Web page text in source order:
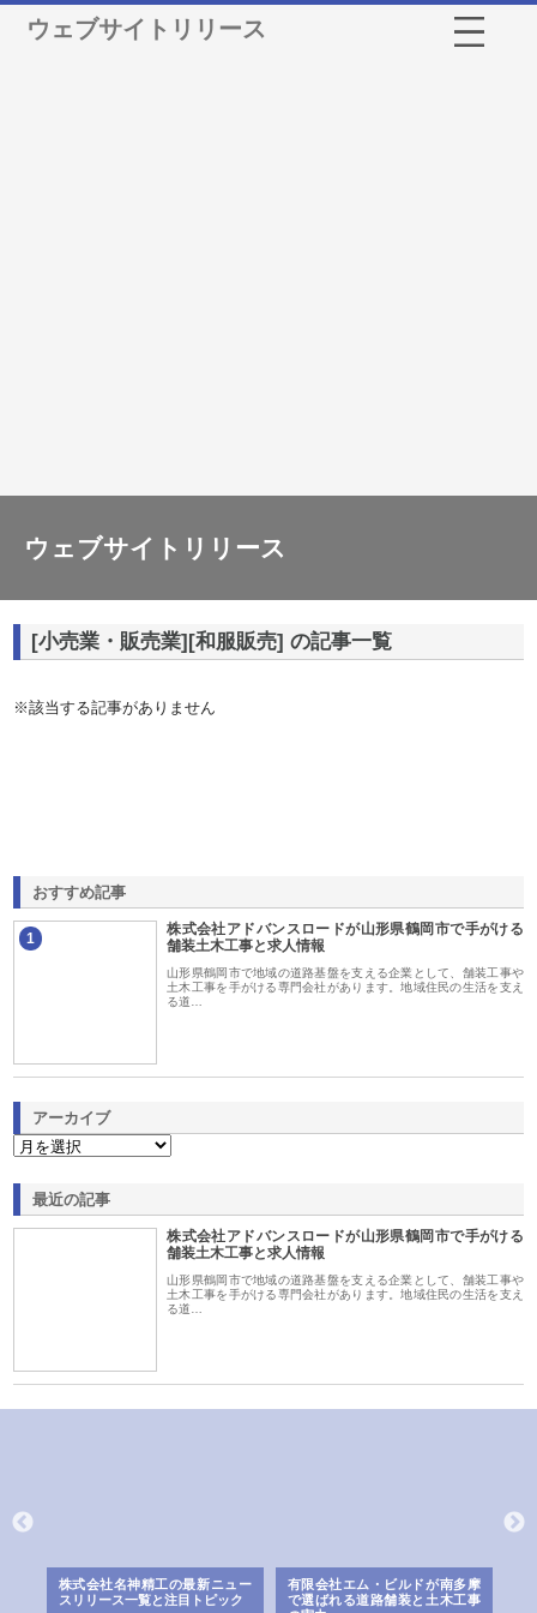
ウェブサイトリリース
ウェブサイトリリース
[小売業・販売業][和服販売] の記事一覧
※該当する記事がありません
おすすめ記事
1
株式会社アドバンスロードが山形県鶴岡市で手がける
舗装土木工事と求人情報
山形県鶴岡市で地域の道路基盤を支える企業として、舗装工事や
土木工事を手がける専門会社があります。地域住民の生活を支え
る道…
アーカイブ
最近の記事
株式会社アドバンスロードが山形県鶴岡市で手がける
舗装土木工事と求人情報
山形県鶴岡市で地域の道路基盤を支える企業として、舗装工事や
土木工事を手がける専門会社があります。地域住民の生活を支え
る道…
株式会社名神精工の最新ニュー
スリリース一覧と注目トピック
有限会社エム・ビルドが南多摩
で選ばれる道路舗装と土木工事